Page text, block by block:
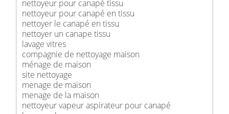
nettoyeur pour canapé tissu
nettoyeur pour canapé en tissu
nettoyer le canapé en tissu
nettoyer un canape tissu
lavage vitres
compagnie de nettoyage maison
ménage de maison
site nettoyage
menage de maison
menage de la maison
nettoyeur vapeur aspirateur pour canapé